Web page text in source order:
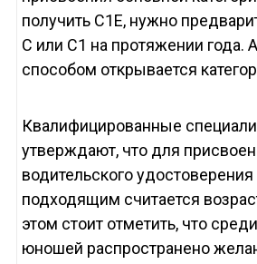
получить С1Е, нужно
С или С1 на протяжении года.
способом открывается
Квалифицированные
утверждают, что для
водительского
подходящим считается
этом стоит отметить, что
юношей распространено